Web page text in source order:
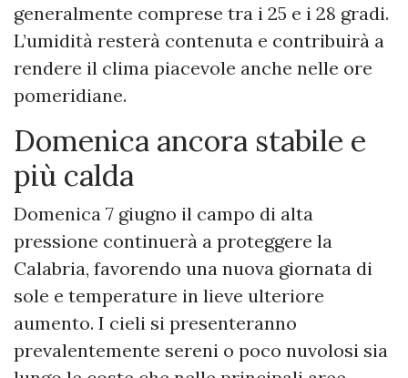
generalmente comprese tra i 25 e i 28 gradi.
L’umidità resterà contenuta e contribuirà a
rendere il clima piacevole anche nelle ore
pomeridiane.
Domenica ancora stabile e
più calda
Domenica 7 giugno il campo di alta
pressione continuerà a proteggere la
Calabria, favorendo una nuova giornata di
sole e temperature in lieve ulteriore
aumento. I cieli si presenteranno
prevalentemente sereni o poco nuvolosi sia